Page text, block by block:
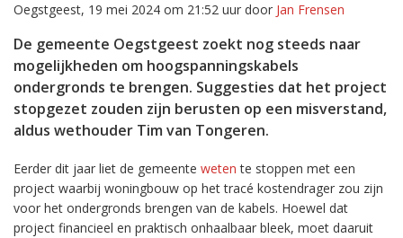
Oegstgeest, 19 mei 2024 om 21:52 uur door Jan Frensen
De gemeente Oegstgeest zoekt nog steeds naar
mogelijkheden om hoogspanningskabels
ondergronds te brengen. Suggesties dat het project
stopgezet zouden zijn berusten op een misverstand,
aldus wethouder Tim van Tongeren.
Eerder dit jaar liet de gemeente weten te stoppen met een
project waarbij woningbouw op het tracé kostendrager zou zijn
voor het ondergronds brengen van de kabels. Hoewel dat
project financieel en praktisch onhaalbaar bleek, moet daaruit